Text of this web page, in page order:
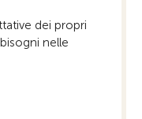
dei propri
nelle